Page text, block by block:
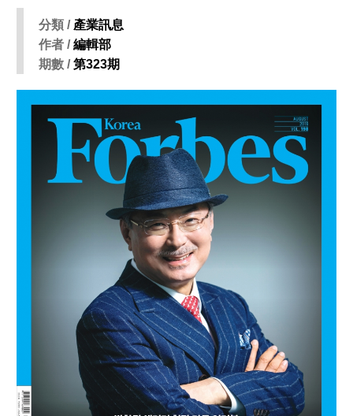
分類 / 產業訊息
作者 /編輯部
期數 /第323期